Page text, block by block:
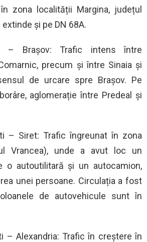
zona localității Margina, județul
și pe DN 68A.
– Brașov: Trafic intens între
precum și între Sinaia și
de urcare spre Brașov. Pe
aglomerație între Predeal și
– Siret: Trafic îngreunat în zona
Vrancea), unde a avut loc un
o autoutilitară și un autocamion,
unei persoane. Circulația a fost
de autovehicule sunt în
– Alexandria: Trafic în creștere în